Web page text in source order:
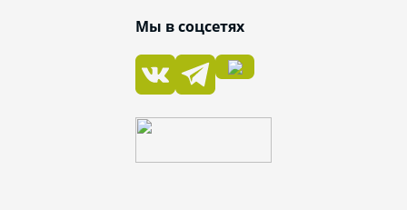
Мы в соцсетях